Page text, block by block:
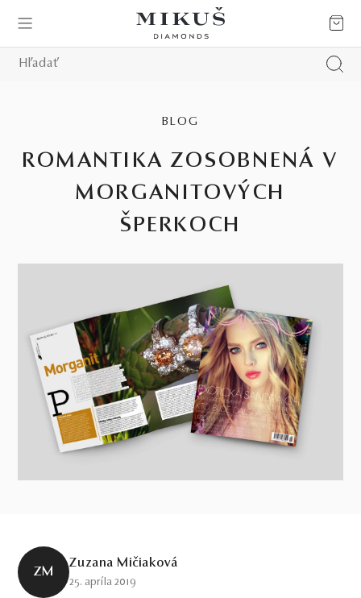
BLOG
ROMANTIKA ZOSOBNENÁ V
MORGANITOVÝCH
ŠPERKOCH
ZM
Zuzana Mičiaková
25. apríla 2019